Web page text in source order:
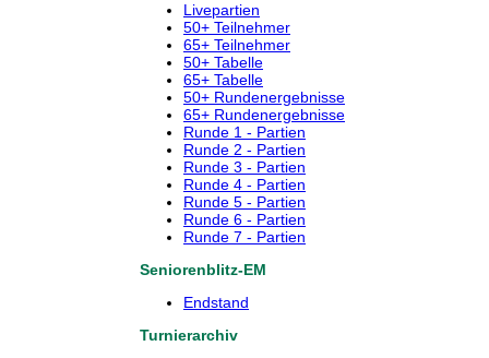
Livepartien
50+ Teilnehmer
65+ Teilnehmer
50+ Tabelle
65+ Tabelle
50+ Rundenergebnisse
65+ Rundenergebnisse
Runde 1 - Partien
Runde 2 - Partien
Runde 3 - Partien
Runde 4 - Partien
Runde 5 - Partien
Runde 6 - Partien
Runde 7 - Partien
Seniorenblitz-EM
Endstand
Turnierarchiv